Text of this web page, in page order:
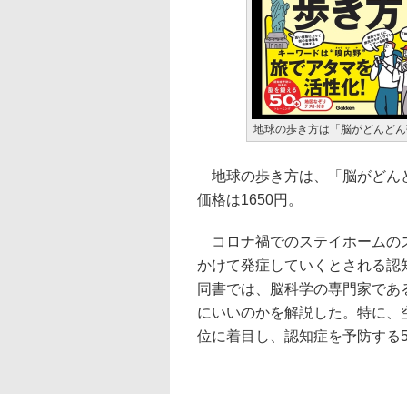
地球の歩き方は「脳がどんど
地球の歩き方は、「脳がどん
価格は1650円。
コロナ禍でのステイホームの
かけて発症していくとされる
同書では、脳科学の専門家で
にいいのかを解説した。特に
位に着目し、認知症を予防す